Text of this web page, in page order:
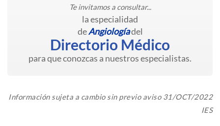
Te invitamos a consultar...
la especialidad
deAngiologíadel
Directorio Médico
para que conozcas a nuestros especialistas.
Información sujeta a cambio sin previo aviso 31/OCT/2022
IES